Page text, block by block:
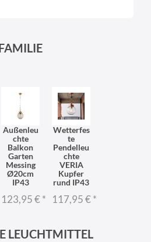
Außenleu
chte
Balkon
Garten
Messing
Ø20cm
IP43
123,95 €*
Wetterfes
te
Pendelleu
chte
VERIA
Kupfer
rund IP43
117,95 €*
LEUCHTMITTEL